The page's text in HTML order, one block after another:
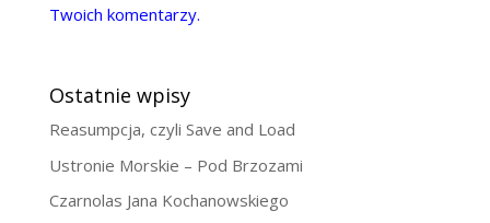
Twoich komentarzy.
Ostatnie wpisy
Reasumpcja, czyli Save and Load
Ustronie Morskie – Pod Brzozami
Czarnolas Jana Kochanowskiego